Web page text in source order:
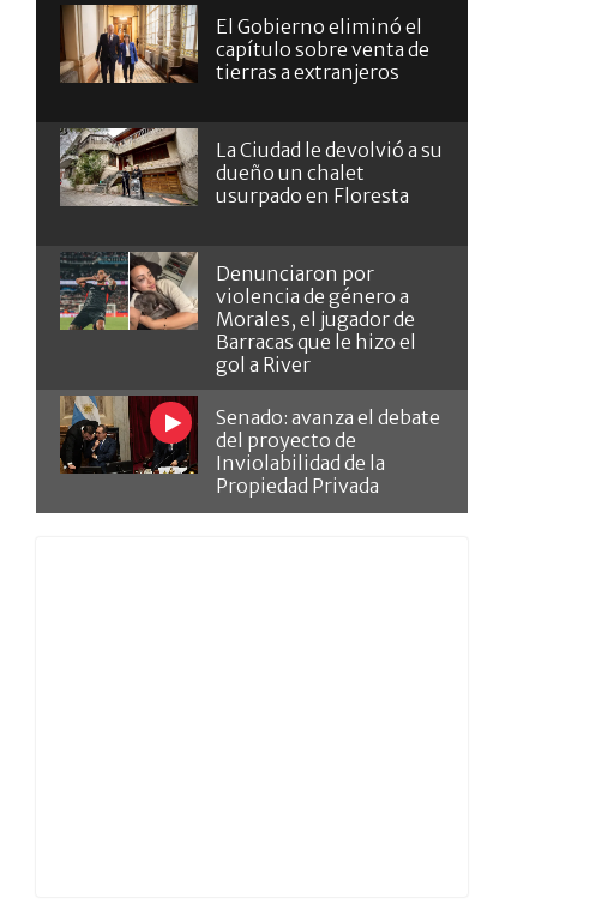
El Gobierno eliminó el
capítulo sobre venta de
tierras a extranjeros
La Ciudad le devolvió a su
dueño un chalet
usurpado en Floresta
Denunciaron por
violencia de género a
Morales, el jugador de
Barracas que le hizo el
gol a River
Senado: avanza el debate
del proyecto de
Inviolabilidad de la
Propiedad Privada